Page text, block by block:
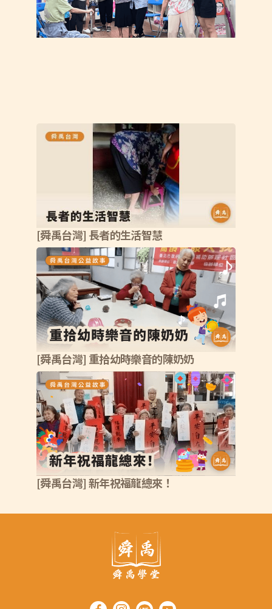
[舜禹台灣] 長者的生活智慧
[舜禹台灣] 重拾幼時樂音的陳奶奶
[舜禹台灣] 新年祝福龍總來！